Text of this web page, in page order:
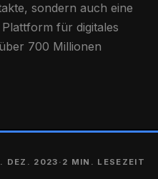
sondern auch eine
für digitales
700 Millionen
DEZ. 2023 · 2 MIN. LESEZEIT